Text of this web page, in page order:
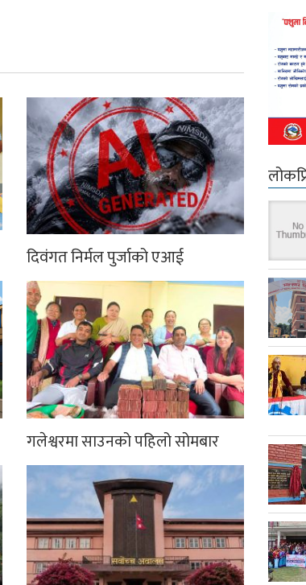
दिवंगत निर्मल पुर्जाको एआई
गलेश्वरमा साउनको पहिलो सोमबार